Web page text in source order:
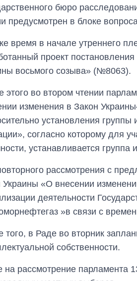
бюро
предусмотрен в блоке
время в начале утреннего
проект
восьмого созыва» (№8063).
этого во втором чтении
изменения в Закон
установления группы
согласно которому для
устанавливается
рассмотрения с
Украины «О внесении
деятельности
»в связи с
того, в Раде во вторник
собственности.
на рассмотрение парламента